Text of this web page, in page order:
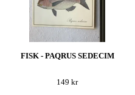
FISK - PAQRUS SEDECIM
149 kr